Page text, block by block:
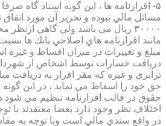
۵- اقرارنامه ها ، اين گونه اسناد گاه
مسائل مالي نبوده و تحرير آن مورد
۳۰۰۰۰ ريال مي باشد ولي گاهي
مانند اقرارنامه هاي اصلاحي بانك ها
مبلغ و تغييرات در ميزان اقساط و غيره
دريافت خسارات توسط اشخاص از
ترابري و غيره كه مقر اقرار به دريافت
حق خود را اسقاط مي نمايد ، در اين
حقوق در قالب اقرارنامه تنظيم مي شود
اختلاف نظر وجود دارد بعضا معتقدند با
در واقع سندي مالي است وبا توجه به